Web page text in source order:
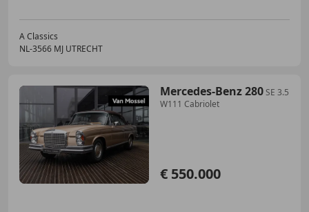
A Classics
NL-3566 MJ UTRECHT
Mercedes-Benz 280SE 3.5
W111 Cabriolet
€ 550.000